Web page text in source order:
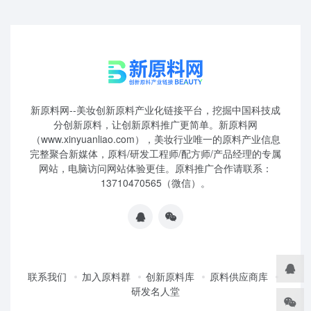
新原料网--美妆创新原料产业化链接平台，挖掘中国科技成
分创新原料，让创新原料推广更简单。新原料网
（www.xinyuanliao.com），美妆行业唯一的原料产业信息
完整聚合新媒体，原料/研发工程师/配方师/产品经理的专属
网站，电脑访问网站体验更佳。原料推广合作请联系：
13710470565（微信）。
联系我们 加入原料群 创新原料库
原料供应商库
研发名人堂